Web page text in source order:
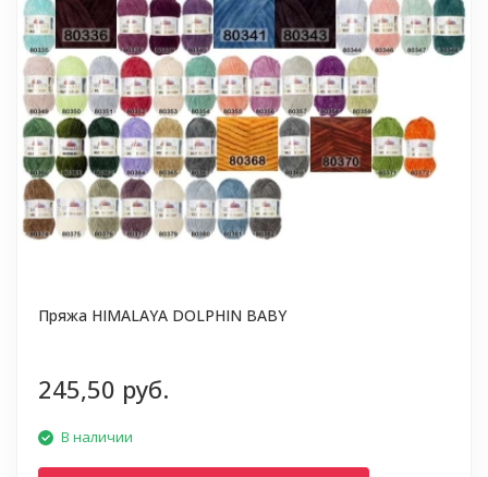
Пряжа HIMALAYA DOLPHIN BABY
245,50 руб.
В наличии